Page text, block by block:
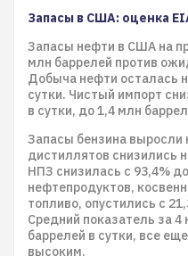
Запасы в США: оценка
Запасы нефти в США на
млн баррелей против
Добыча нефти осталась
сутки. Чистый импорт
в сутки, до 1,4 млн
Запасы бензина выросли
дистиллятов снизились
НПЗ снизилась с 93,4%
нефтепродуктов,
топливо, опустились с
Средний показатель за
баррелей в сутки, все
высоким.